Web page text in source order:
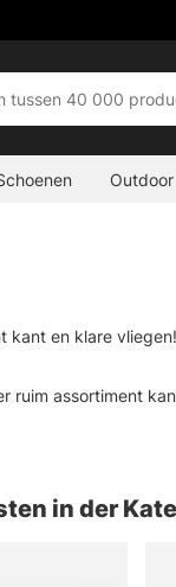
Outdoor
kant en klare vliegen!
ruim assortiment
we ervoor willen
in der